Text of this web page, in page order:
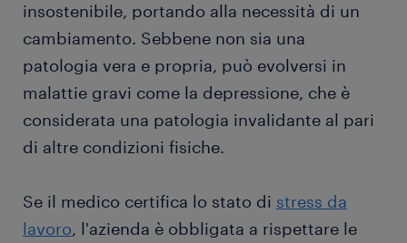
insostenibile, portando alla necessità di un
cambiamento. Sebbene non sia una
patologia vera e propria, può evolversi in
malattie gravi come la depressione, che è
considerata una patologia invalidante al pari
di altre condizioni fisiche.
Se il medico certifica lo stato di stress da
lavoro, l'azienda è obbligata a rispettare le